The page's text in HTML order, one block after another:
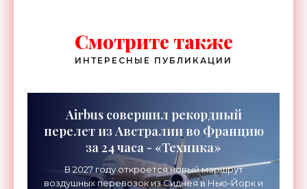
Смотрите также
ИНТЕРЕСНЫЕ ПУБЛИКАЦИИ
Airbus совершил рекордный
перелет из Австралии во Францию
за 24 часа - «Техника»
В 2027 году откроется новый маршрут
воздушных перевозок из Сиднея в Нью-Йорк и